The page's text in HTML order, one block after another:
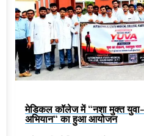
मेडिकल कॉलेज में “नशा मुक्त
अभियान“ का हुआ आयोजन